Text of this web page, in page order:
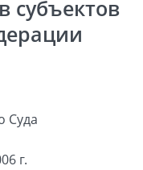
субъектов
Суда
г.